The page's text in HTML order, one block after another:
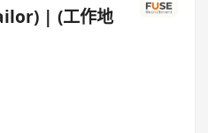
| (工作地